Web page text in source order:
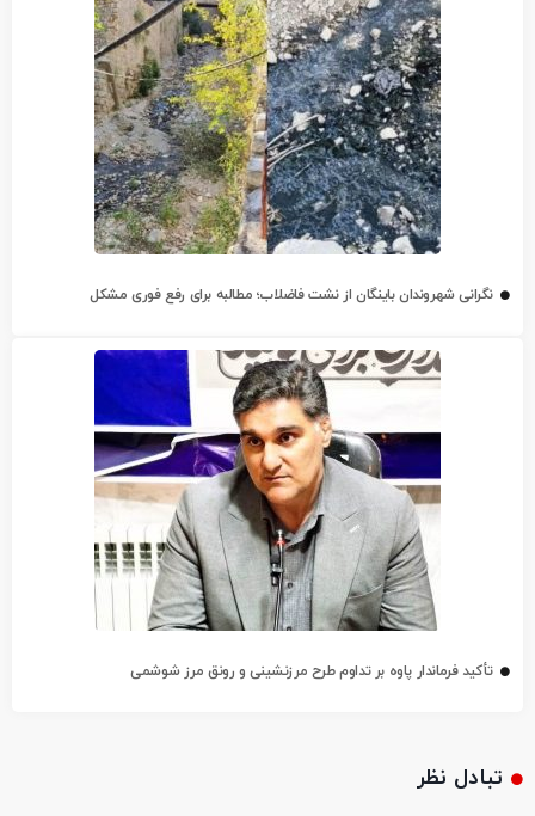
نگرانی شهروندان باینگان از نشت فاضلاب؛ مطالبه برای رفع فوری مشکل
تأکید فرماندار پاوه بر تداوم طرح مرزنشینی و رونق مرز شوشمی
تبادل نظر